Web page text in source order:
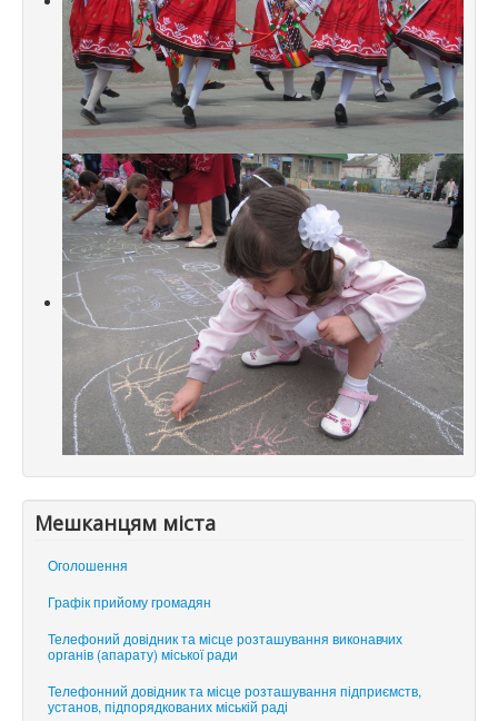
Мешканцям міста
Оголошення
Графік прийому громадян
Телефоний довідник та місце розташування виконавчих
органів (апарату) міської ради
Телефонний довідник та місце розташування підприємств,
установ, підпорядкованих міській раді